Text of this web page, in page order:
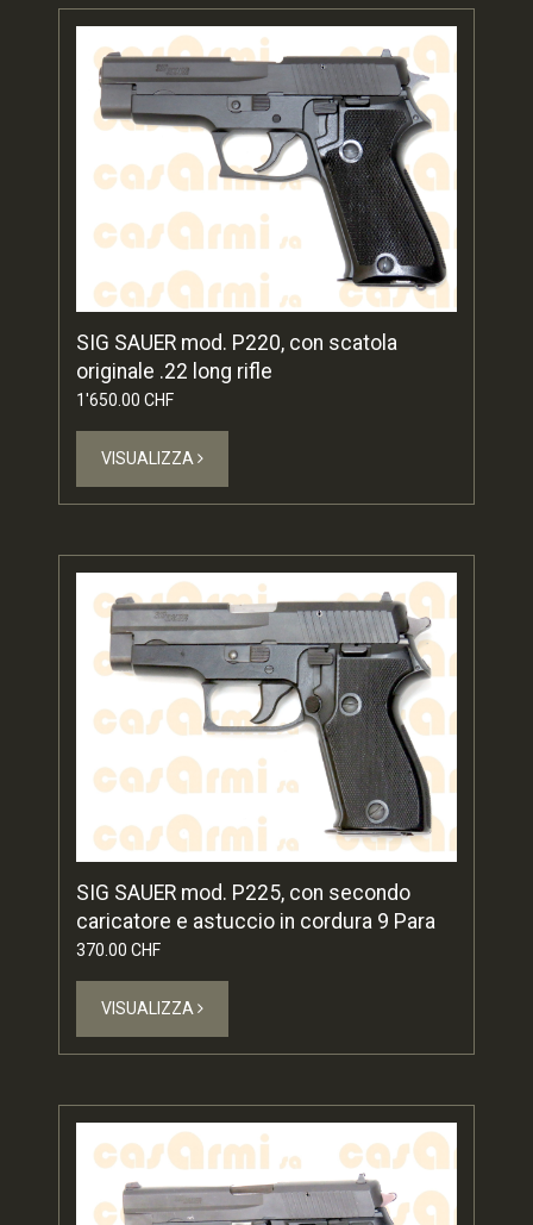
SIG SAUER mod. P220, con scatola
originale .22 long rifle
1'650.00 CHF
VISUALIZZA
SIG SAUER mod. P225, con secondo
caricatore e astuccio in cordura 9 Para
370.00 CHF
VISUALIZZA